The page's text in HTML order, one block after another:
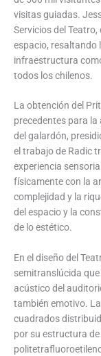
visitas guiadas.
Servicios del
espacio, resaltando
infraestructura
todos los chilenos.
La obtención del
precedentes para
del galardón,
el trabajo de Radic
experiencia
físicamente con la
complejidad y la
del espacio y la
de lo estético.
En el diseño del
semitranslúcida
acústico del
también emotivo.
cuadrados
por su estructura